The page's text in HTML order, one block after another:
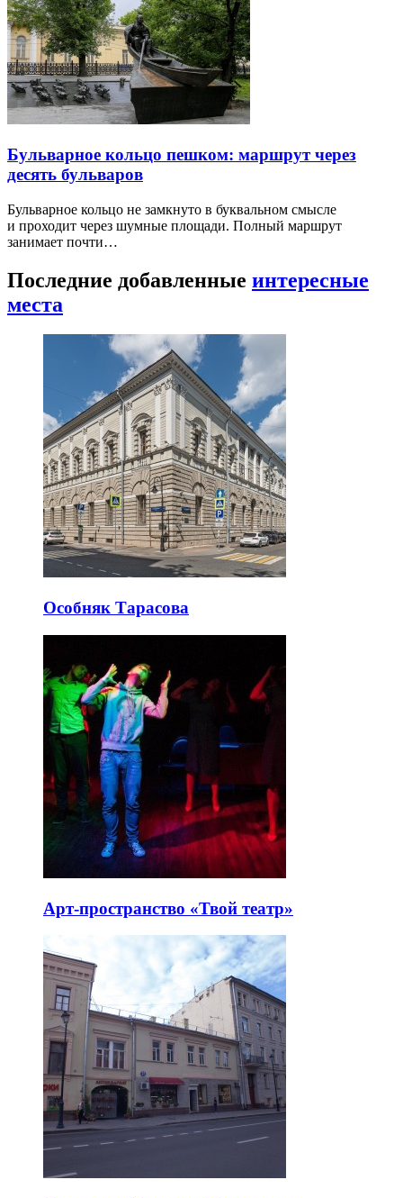
Бульварное кольцо пешком: маршрут через
десять бульваров
Бульварное кольцо не замкнуто в буквальном смысле
и проходит через шумные площади. Полный маршрут
занимает почти…
Последние добавленные интересные
места
Особняк Тарасова
Арт-пространство «Твой театр»